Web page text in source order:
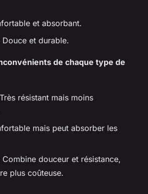
et absorbant.
Douce et durable.
de chaque type de
résistant mais moins
mais peut absorber les
Combine douceur et résistance,
plus coûteuse.